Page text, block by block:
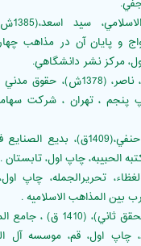
12- شيخ
و پايان آن در مذاهب
مركز نشر دانشگاهي.
13- كاتوزيان، ناصر، (1378ش)،
پنجم ، تهران ، شركت
14- كاساني حنفي،(1409ق)، بديع
الحبيبه، چاپ اول، تابستان .
تحريرالجمله، چاپ
بين المذاهب الاسلاميه .
16- كركي (محقق ثاني)، (1410
چاپ اول، قم، موسسه آل